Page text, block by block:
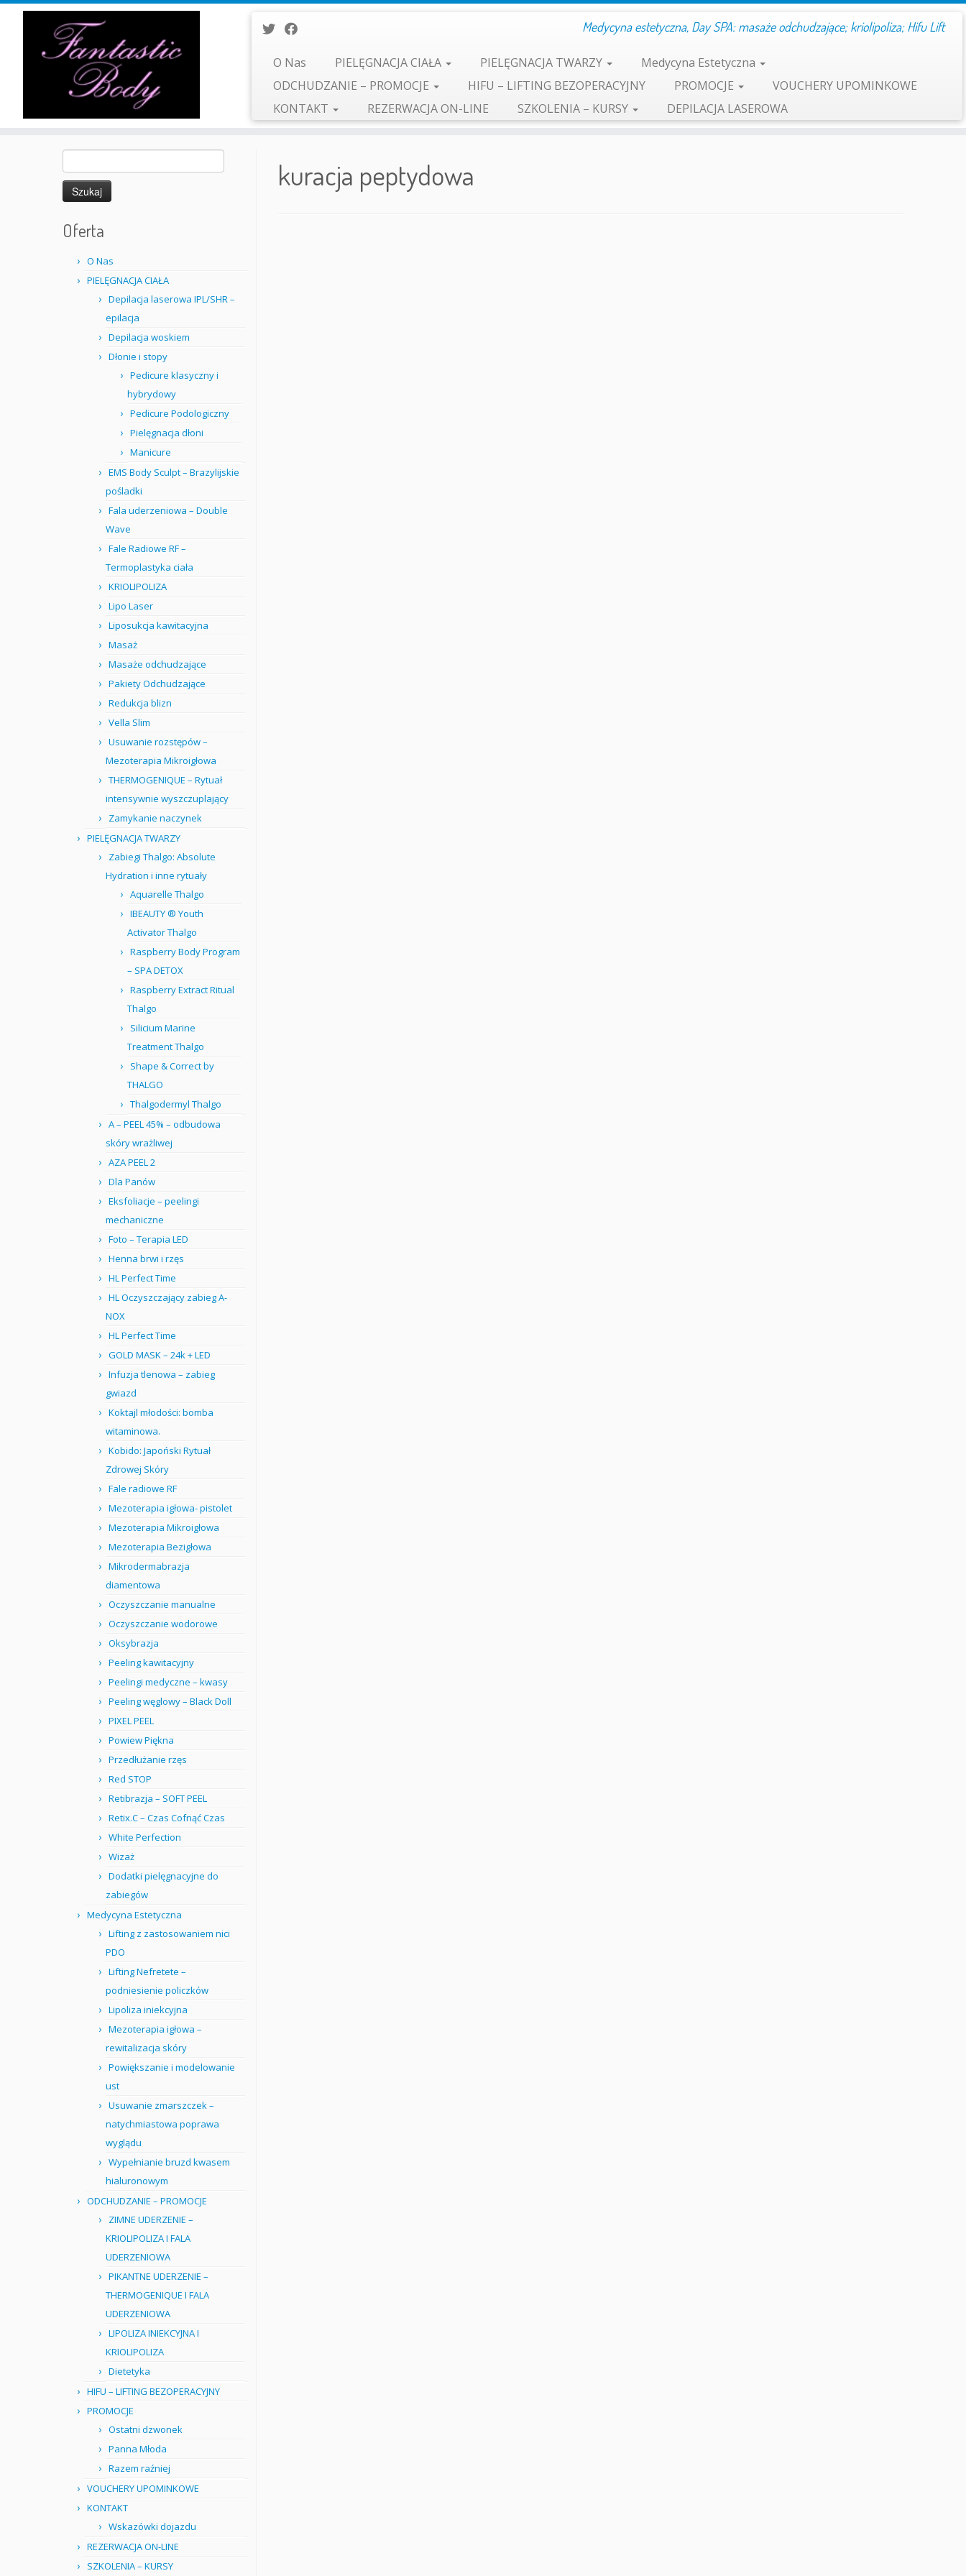
Medycyna estetyczna, Day SPA: masaże odchudzające; kriolipoliza; Hifu Lift
O Nas PIELĘGNACJA CIAŁA PIELĘGNACJA TWARZY
Medycyna Estetyczna
ODCHUDZANIE – PROMOCJE
HIFU – LIFTING BEZOPERACYJNY PROMOCJE
VOUCHERY UPOMINKOWE
KONTAKT
REZERWACJA ON-LINE SZKOLENIA – KURSY DEPILACJA LASEROWA
Oferta
O Nas
PIELĘGNACJA CIAŁA
Depilacja laserowa IPL/SHR –
epilacja
Depilacja woskiem
Dłonie i stopy
Pedicure klasyczny i
hybrydowy
Pedicure Podologiczny
Pielęgnacja dłoni
Manicure
EMS Body Sculpt – Brazylijskie
pośladki
Fala uderzeniowa – Double
Wave
Fale Radiowe RF –
Termoplastyka ciała
KRIOLIPOLIZA
Lipo Laser
Liposukcja kawitacyjna
Masaż
Masaże odchudzające
Pakiety Odchudzające
Redukcja blizn
Vella Slim
Usuwanie rozstępów –
Mezoterapia Mikroigłowa
THERMOGENIQUE – Rytuał
intensywnie wyszczuplający
Zamykanie naczynek
PIELĘGNACJA TWARZY
Zabiegi Thalgo: Absolute
Hydration i inne rytuały
Aquarelle Thalgo
IBEAUTY ® Youth
Activator Thalgo
Raspberry Body Program
– SPA DETOX
Raspberry Extract Ritual
Thalgo
Silicium Marine
Treatment Thalgo
Shape & Correct by
THALGO
Thalgodermyl Thalgo
A – PEEL 45% – odbudowa
skóry wrażliwej
AZA PEEL 2
Dla Panów
Eksfoliacje – peelingi
mechaniczne
Foto – Terapia LED
Henna brwi i rzęs
HL Perfect Time
HL Oczyszczający zabieg A-
NOX
HL Perfect Time
GOLD MASK – 24k + LED
Infuzja tlenowa – zabieg
gwiazd
Koktajl młodości: bomba
witaminowa.
Kobido: Japoński Rytuał
Zdrowej Skóry
Fale radiowe RF
Mezoterapia igłowa- pistolet
Mezoterapia Mikroigłowa
Mezoterapia Bezigłowa
Mikrodermabrazja
diamentowa
Oczyszczanie manualne
Oczyszczanie wodorowe
Oksybrazja
Peeling kawitacyjny
Peelingi medyczne – kwasy
Peeling węglowy – Black Doll
PIXEL PEEL
Powiew Piękna
Przedłużanie rzęs
Red STOP
Retibrazja – SOFT PEEL
Retix.C – Czas Cofnąć Czas
White Perfection
Wizaż
Dodatki pielęgnacyjne do
zabiegów
Medycyna Estetyczna
Lifting z zastosowaniem nici
PDO
Lifting Nefretete –
podniesienie policzków
Lipoliza iniekcyjna
Mezoterapia igłowa –
rewitalizacja skóry
Powiększanie i modelowanie
ust
Usuwanie zmarszczek –
natychmiastowa poprawa
wyglądu
Wypełnianie bruzd kwasem
hialuronowym
ODCHUDZANIE – PROMOCJE
ZIMNE UDERZENIE –
KRIOLIPOLIZA I FALA
UDERZENIOWA
PIKANTNE UDERZENIE –
THERMOGENIQUE I FALA
UDERZENIOWA
LIPOLIZA INIEKCYJNA I
KRIOLIPOLIZA
Dietetyka
HIFU – LIFTING BEZOPERACYJNY
PROMOCJE
Ostatni dzwonek
Panna Młoda
Razem raźniej
VOUCHERY UPOMINKOWE
KONTAKT
Wskazówki dojazdu
REZERWACJA ON-LINE
SZKOLENIA – KURSY
kuracja peptydowa